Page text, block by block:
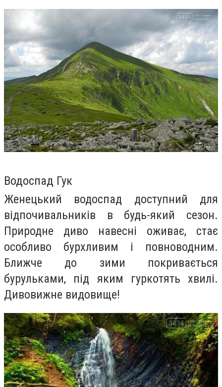
Водоспад Гук
Женецький водоспад доступний для
відпочивальників в будь-який сезон.
Природне диво навесні оживає, стає
особливо бурхливим і повноводним.
Ближче до зими покривається
бурульками, під яким гуркотять хвилі.
Дивовижне видовище!